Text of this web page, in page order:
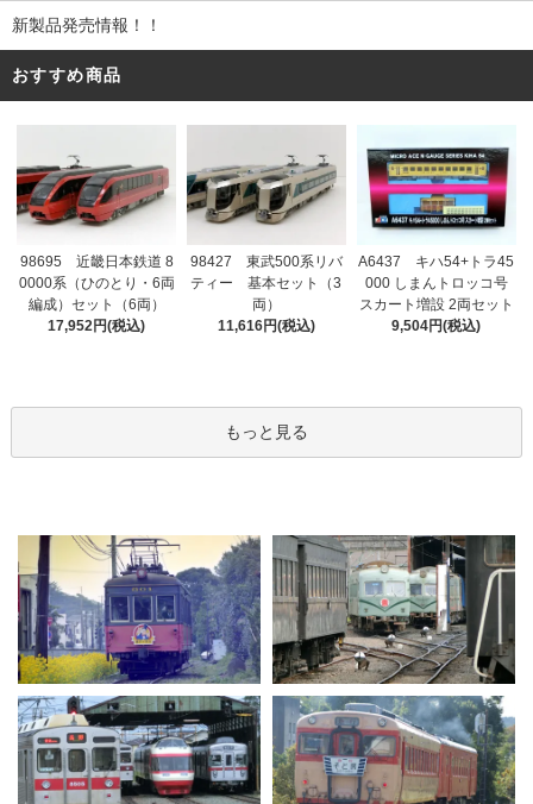
新製品発売情報！！
おすすめ商品
98695 近畿日本鉄道 8
0000系（ひのとり・6両
編成）セット（6両）
17,952円(税込)
98427 東武500系リバ
ティー 基本セット（3
両）
11,616円(税込)
A6437 キハ54+トラ45
000 しまんトロッコ号
スカート増設 2両セット
9,504円(税込)
もっと見る